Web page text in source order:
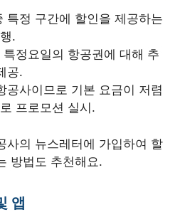
특정 구간에 할인을 제공하는
.
정요일의 항공권에 대해 추
공.
공사이므로 기본 요금이 저렴
프로모션 실시.
사의 뉴스레터에 가입하여 할
방법도 추천해요.
앱